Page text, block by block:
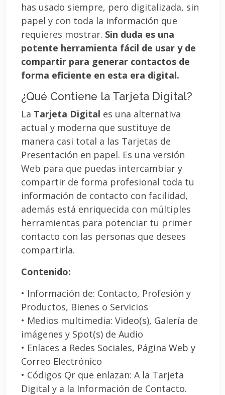
has usado siempre, pero digitalizada, sin
papel y con toda la información que
requieres mostrar. Sin duda es una
potente herramienta fácil de usar y de
compartir para generar contactos de
forma eficiente en esta era digital.
¿Qué Contiene la Tarjeta Digital?
La Tarjeta Digital es una alternativa
actual y moderna que sustituye de
manera casi total a las Tarjetas de
Presentación en papel. Es una versión
Web para que puedas intercambiar y
compartir de forma profesional toda tu
información de contacto con facilidad,
además está enriquecida con múltiples
herramientas para potenciar tu primer
contacto con las personas que desees
compartirla.
Contenido:
• Información de: Contacto, Profesión y
Productos, Bienes o Servicios
• Medios multimedia: Video(s), Galería de
imágenes y Spot(s) de Audio
• Enlaces a Redes Sociales, Página Web y
Correo Electrónico
• Códigos Qr que enlazan: A la Tarjeta
Digital y a la Información de Contacto.